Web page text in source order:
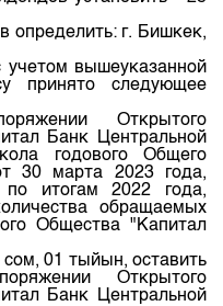
определить: г. Бишкек,
учетом вышеуказанной
принято следующее
Открытого
Банк Центральной
годового Общего
30 марта 2023 года,
по итогам 2022 года,
обращаемых
Общества "Капитал
01 тыйын, оставить
Открытого
Банк Центральной